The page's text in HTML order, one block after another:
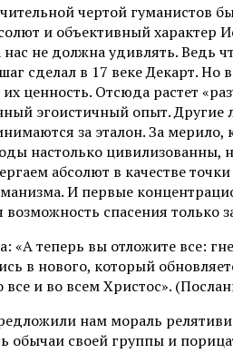
чертой гуманистов
и объективный характер
не должна удивлять.
сделал в 17 веке Декарт.
ценность. Отсюда растет
эгоистичный опыт.
за эталон. За
настолько
абсолют в качестве
И первые
спасения только
теперь вы отложите все:
в нового, который
и во всем Христос».
нам мораль
обычаи своей группы и